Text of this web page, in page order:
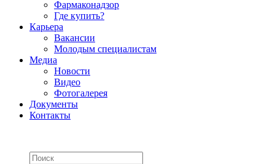
Фармаконадзор
Где купить?
Карьера
Вакансии
Молодым специалистам
Медиа
Новости
Видео
Фотогалерея
Документы
Контакты